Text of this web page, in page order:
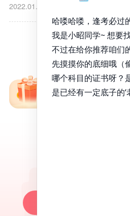
2022.01.14
免费备考资料包